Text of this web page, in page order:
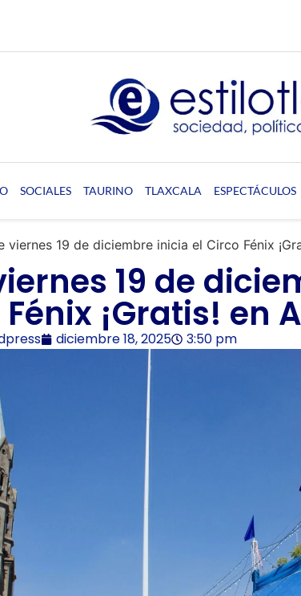
SOCIALES TAURINO TLAXCALA ESPECTÁCULOS
viernes 19 de diciembre inicia el Circo Fénix
19 de
¡Gratis! en
diciembre 18, 2025 3:50 pm